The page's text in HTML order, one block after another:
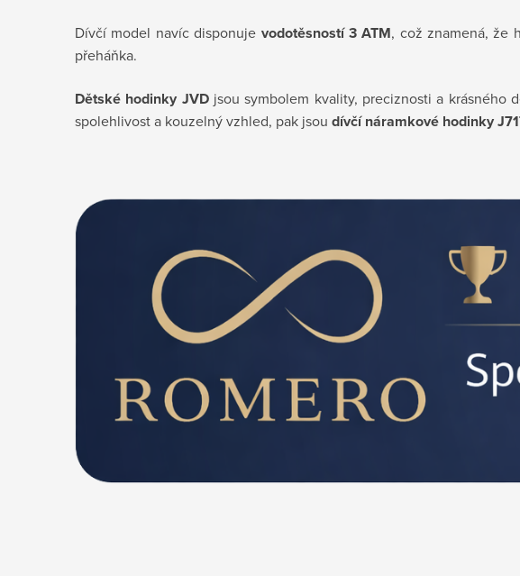
Dívčí model navíc disponuje vodotěsností 3 ATM, což znamená, že
přeháňka.
Dětské hodinky JVDjsou symbolem kvality, preciznosti a krásného
spolehlivost a kouzelný vzhled, pak jsou dívčí náramkové hodinky